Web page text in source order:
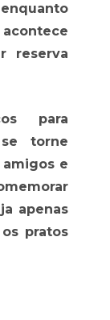
reserva
para
torne
e
apenas
pratos